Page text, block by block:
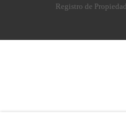
Registro de